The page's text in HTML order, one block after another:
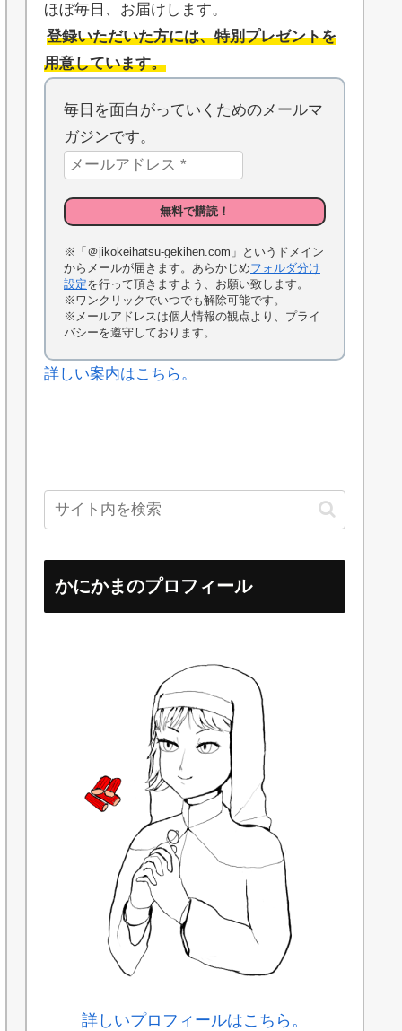
ほぼ毎日、お届けします。
登録いただいた方には、特別プレゼントを
用意しています。
毎日を面白がっていくためのメールマ
ガジンです。
※「＠jikokeihatsu-gekihen.com」というドメイン
からメールが届きます。あらかじめフォルダ分け
設定を行って頂きますよう、お願い致します。
※ワンクリックでいつでも解除可能です。
※メールアドレスは個人情報の観点より、プライ
バシーを遵守しております。
詳しい案内はこちら。
かにかまのプロフィール
詳しいプロフィールはこちら。